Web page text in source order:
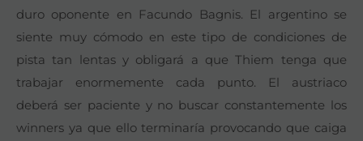
duro oponente en Facundo Bagnis. El argentino se
siente muy cómodo en este tipo de condiciones de
pista tan lentas y obligará a que Thiem tenga que
trabajar enormemente cada punto. El austriaco
deberá ser paciente y no buscar constantemente los
winners ya que ello terminaría provocando que caiga